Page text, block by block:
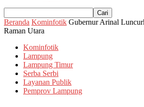
Beranda Kominfotik Gubernur Arinal
Raman Utara
Kominfotik
Lampung
Lampung Timur
Serba Serbi
Layanan Publik
Pemprov Lampung